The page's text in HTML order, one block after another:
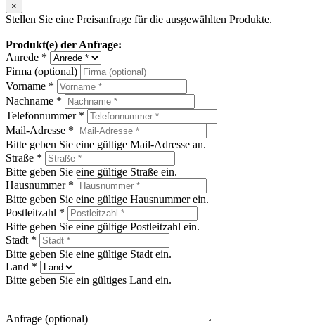
×
Stellen Sie eine Preisanfrage für die ausgewählten Produkte.
Produkt(e) der Anfrage:
Anrede *
Firma (optional)
Vorname *
Nachname *
Telefonnummer *
Mail-Adresse *
Bitte geben Sie eine gültige Mail-Adresse an.
Straße *
Bitte geben Sie eine gültige Straße ein.
Hausnummer *
Bitte geben Sie eine gültige Hausnummer ein.
Postleitzahl *
Bitte geben Sie eine gültige Postleitzahl ein.
Stadt *
Bitte geben Sie eine gültige Stadt ein.
Land *
Bitte geben Sie ein gültiges Land ein.
Anfrage (optional)